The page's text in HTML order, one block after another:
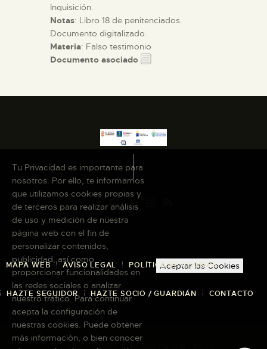
Inquisición.
Notas: Libro 18 de penitenciados.
Documento digitalizado.
Materia: Falso testimonio
Documento asociado
MAPA WEB AVISO LEGAL POLÍTICA DE COOKIES
HAZTE SEGUIDOR HAZTE SOCIO / GUARDIÁN CONTACTO
Copyright © 2026 El Museo Canario · Todos
Tu Privacidad es importante para
nosotros. Por ello, te informamos
que utilizamos cookies propias y
de terceros para realizar análisis
de uso y medición de nuestra
página web con el fin de
personalizar contenidos,
publicidad, así como
proporcionar funcionalidades en
las redes sociales o analizar
nuestro tráfico. Para continuar
acepta la configuración de
nuestras cookies. Puede obtener
más información, o bien conocer
Aceptar las Cookies